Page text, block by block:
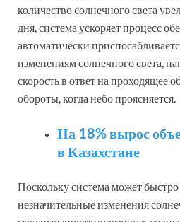
количество солнечного света
дня, система ускоряет процесс
автоматически
изменениям солнечного света,
скорость в ответ на проходящее
обороты, когда небо проясняется.
На 18% вырос
в Казахстане
Поскольку система может быстро
незначительные изменения